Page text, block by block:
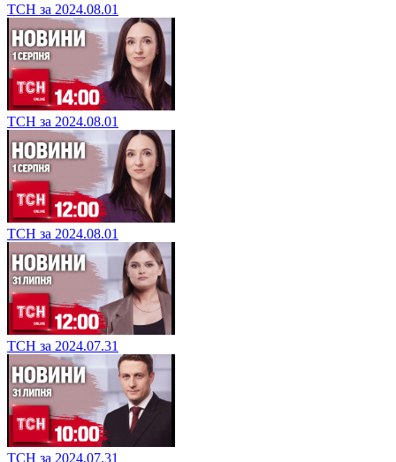
ТСН за 2024.08.01
ТСН за 2024.08.01
ТСН за 2024.08.01
ТСН за 2024.07.31
ТСН за 2024.07.31